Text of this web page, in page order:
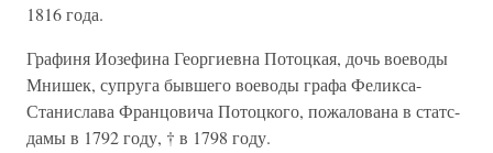
1816 года.
Графиня Иозефина Георгиевна Потоцкая, дочь воеводы
Мнишек, супруга бывшего воеводы графа Феликса-
Станислава Францовича Потоцкого, пожалована в статс-
дамы в 1792 году, † в 1798 году.